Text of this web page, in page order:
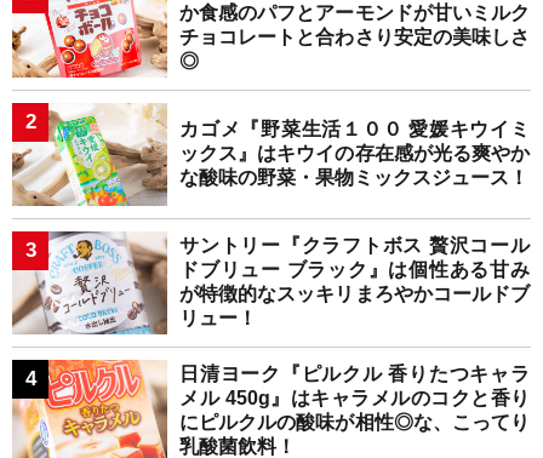
か食感のパフとアーモンドが甘いミルク
チョコレートと合わさり安定の美味しさ
◎
カゴメ『野菜生活１００ 愛媛キウイミ
ックス』はキウイの存在感が光る爽やか
な酸味の野菜・果物ミックスジュース！
サントリー『クラフトボス 贅沢コール
ドブリュー ブラック』は個性ある甘み
が特徴的なスッキリまろやかコールドブ
リュー！
日清ヨーク『ピルクル 香りたつキャラ
メル 450g』はキャラメルのコクと香り
にピルクルの酸味が相性◎な、こってり
乳酸菌飲料！